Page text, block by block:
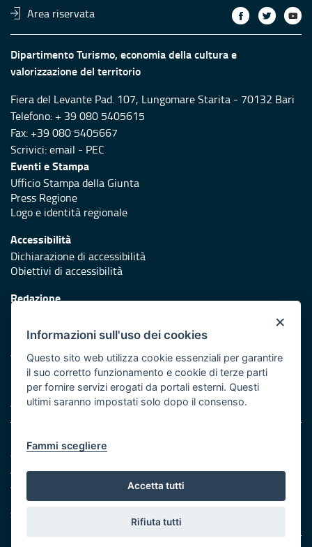
Area riservata
Dipartimento Turismo, economia della cultura e
valorizzazione del territorio
Fiera del Levante Pad. 107, Lungomare Starita - 70132 Bari
Telefono: + 39 080 5405615
Fax: +39 080 5405667
Scrivici:email - PEC
Eventi e Stampa
Ufficio Stampa della Giunta
Press Regione
Logo e identità regionale
Accessibilità
Dichiarazione di accessibilità
Obiettivi di accessibilità
Redazione
Protezione civile
Vai al sito di Protezione Civile Puglia
Iniziativa finanziata con risorse del POR Puglia 2014/2020 -
Asse XI
Note legali
Cookie e privacy
Amministrazione trasparente
Atti di notifica
Feed RSS
Servizi intranet
×
Informazioni sull'uso dei cookies
Questo sito web utilizza cookie essenziali per garantire
il suo corretto funzionamento e cookie di terze parti
per fornire servizi erogati da portali esterni. Questi
ultimi saranno impostati solo dopo il consenso.
Fammi scegliere
Accetta tutti
Rifiuta tutti